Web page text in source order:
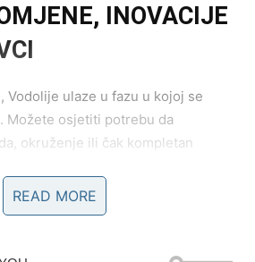
INOVACIJE
Vodolije ulaze u fazu u kojoj se
Možete osjetiti potrebu da
okruženje ili čak kompletan
već oslobađanje od rutine
READ MORE